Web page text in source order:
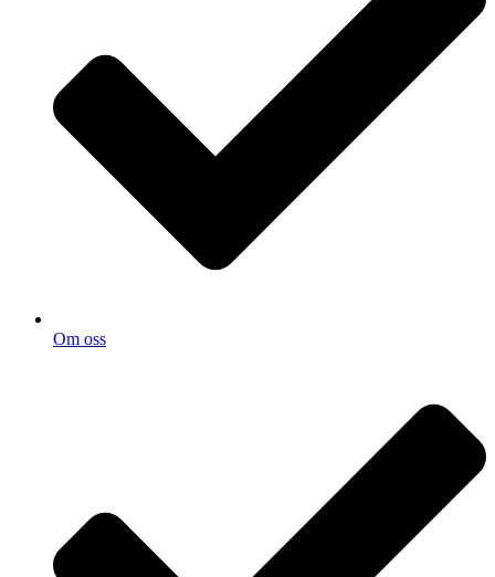
Om oss